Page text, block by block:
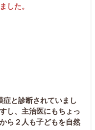
した。
と診断されていまし
し、主治医にもちょっ
ら２人も子どもを自然